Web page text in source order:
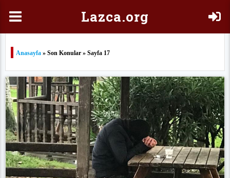
Lazca.org
Anasayfa » Son Konular » Sayfa 17